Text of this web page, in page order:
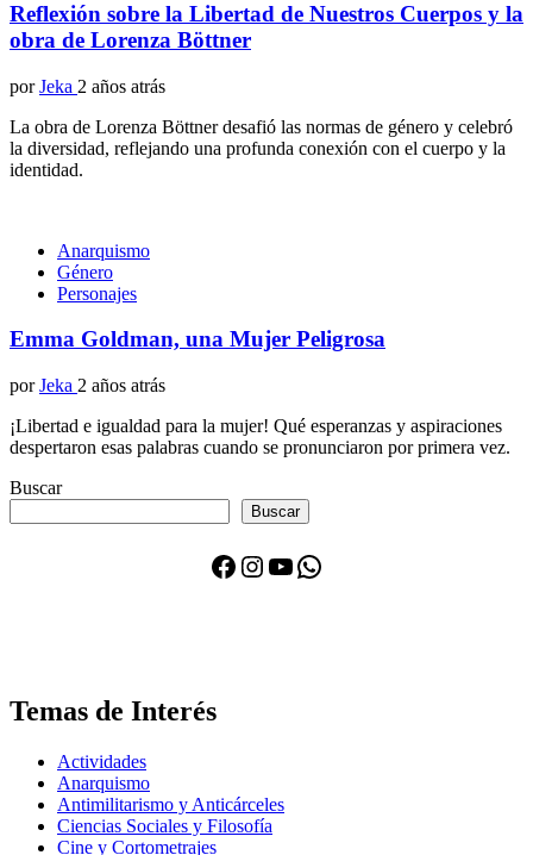
Reflexión sobre la Libertad de Nuestros Cuerpos y la
obra de Lorenza Böttner
por Jeka 2 años atrás
La obra de Lorenza Böttner desafió las normas de género y celebró
la diversidad, reflejando una profunda conexión con el cuerpo y la
identidad.
Anarquismo
Género
Personajes
Emma Goldman, una Mujer Peligrosa
por Jeka 2 años atrás
¡Libertad e igualdad para la mujer! Qué esperanzas y aspiraciones
despertaron esas palabras cuando se pronunciaron por primera vez.
Buscar
Buscar
Facebook
Instagram
YouTube
WhatsApp
Temas de Interés
Actividades
Anarquismo
Antimilitarismo y Anticárceles
Ciencias Sociales y Filosofía
Cine y Cortometrajes